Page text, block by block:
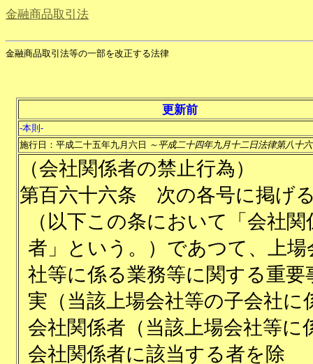
金融商品取引法
金融商品取引法等の一部を改正する法律
更新前
-本則-
施行日：平成二十五年九月六日 ～平成二十四年九月十二日法律第八十
（会社関係者の禁止行為）
第百六十六条
次の各号に掲げ
（以下この条において「会社関
者」という。）であつて、上場
社等に係る業務等に関する重要
実（当該上場会社等の子会社に
会社関係者（当該上場会社等に
会社関係者に該当する者を除